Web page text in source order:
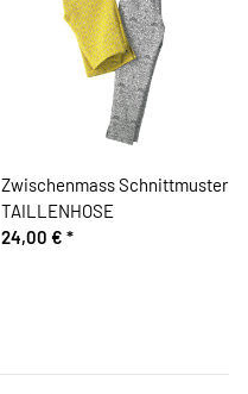
Zwischenmass Schnittmuster
TAILLENHOSE
24,00 € *